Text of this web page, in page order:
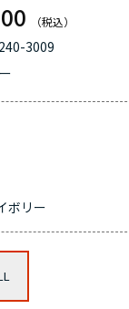
3009
ボリー